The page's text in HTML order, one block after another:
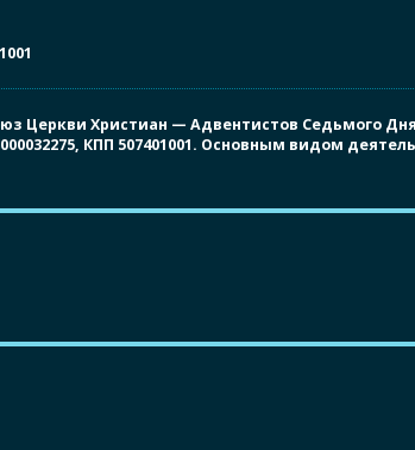
Церкви Христиан — Адвентистов Седьмого
КПП 507401001. Основным видом